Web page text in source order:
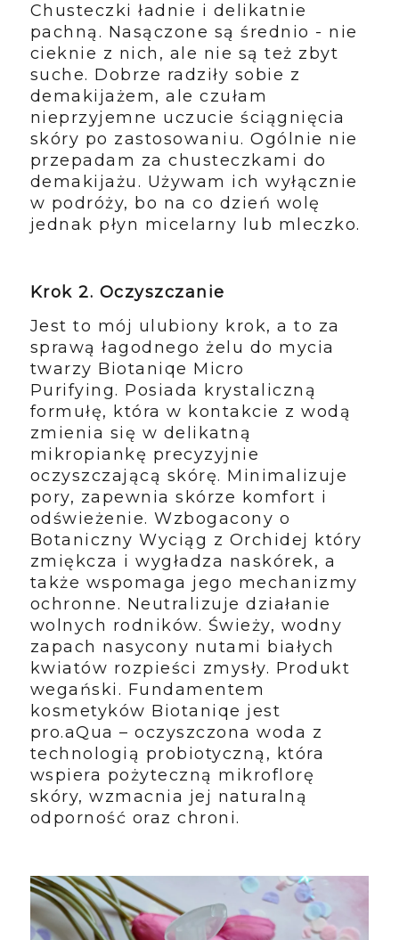
Chusteczki ładnie i delikatnie
pachną. Nasączone są średnio - nie
cieknie z nich, ale nie są też zbyt
suche. Dobrze radziły sobie z
demakijażem, ale czułam
nieprzyjemne uczucie ściągnięcia
skóry po zastosowaniu. Ogólnie nie
przepadam za chusteczkami do
demakijażu. Używam ich wyłącznie
w podróży, bo na co dzień wolę
jednak płyn micelarny lub mleczko.
Krok 2. Oczyszczanie
Jest to mój ulubiony krok, a to za
sprawą łagodnego żelu do mycia
twarzy Biotaniqe Micro
Purifying. Posiada krystaliczną
formułę, która w kontakcie z wodą
zmienia się w delikatną
mikropiankę precyzyjnie
oczyszczającą skórę. Minimalizuje
pory, zapewnia skórze komfort i
odświeżenie. Wzbogacony o
Botaniczny Wyciąg z Orchidej który
zmiękcza i wygładza naskórek, a
także wspomaga jego mechanizmy
ochronne. Neutralizuje działanie
wolnych rodników. Świeży, wodny
zapach nasycony nutami białych
kwiatów rozpieści zmysły. Produkt
wegański. Fundamentem
kosmetyków Biotaniqe jest
pro.aQua – oczyszczona woda z
technologią probiotyczną, która
wspiera pożyteczną mikroflorę
skóry, wzmacnia jej naturalną
odporność oraz chroni.